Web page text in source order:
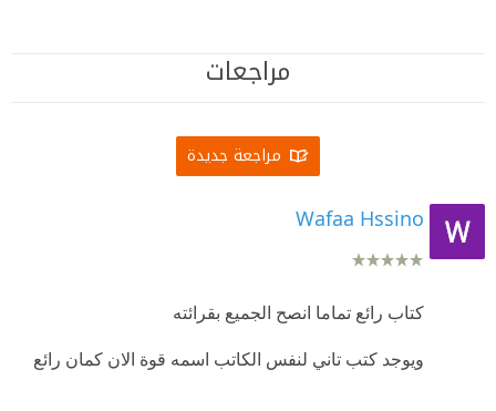
مراجعات
مراجعة جديدة
Wafaa Hssino
كتاب رائع تماما انصح الجميع بقرائته
ويوجد كتب تاني لنفس الكاتب اسمه قوة الان كمان رائع